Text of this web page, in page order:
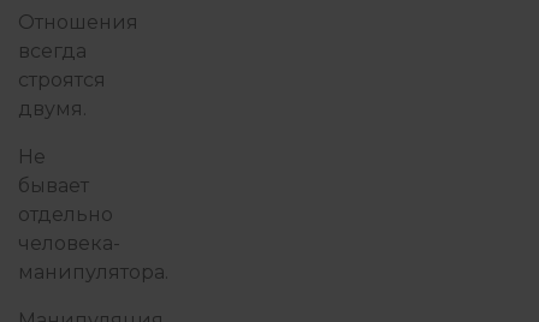
Отношения
всегда
строятся
двумя.
Не
бывает
отдельно
человека-
манипулятора.